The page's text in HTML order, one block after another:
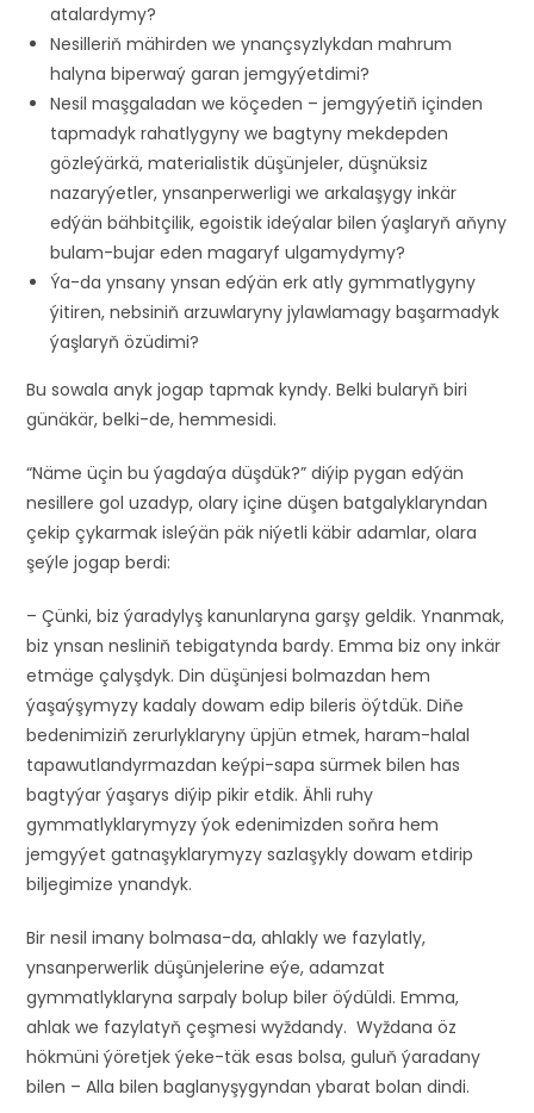
atalardymy?
Nesilleriň mähirden we ynançsyzlykdan mahrum
halyna biperwaý garan jemgyýetdimi?
Nesil maşgaladan we köçeden – jemgyýetiň içinden
tapmadyk rahatlygyny we bagtyny mekdepden
gözleýärkä, materialistik düşünjeler, düşnüksiz
nazaryýetler, ynsanperwerligi we arkalaşygy inkär
edýän bähbitçilik, egoistik ideýalar bilen ýaşlaryň aňyny
bulam-bujar eden magaryf ulgamydymy?
Ýa-da ynsany ynsan edýän erk atly gymmatlygyny
ýitiren, nebsiniň arzuwlaryny jylawlamagy başarmadyk
ýaşlaryň özüdimi?
Bu sowala anyk jogap tapmak kyndy. Belki bularyň biri
günäkär, belki-de, hemmesidi.
“Näme üçin bu ýagdaýa düşdük?” diýip pygan edýän
nesillere gol uzadyp, olary içine düşen batgalyklaryndan
çekip çykarmak isleýän päk niýetli käbir adamlar, olara
şeýle jogap berdi:
– Çünki, biz ýaradylyş kanunlaryna garşy geldik. Ynanmak,
biz ynsan nesliniň tebigatynda bardy. Emma biz ony inkär
etmäge çalyşdyk. Din düşünjesi bolmazdan hem
ýaşaýşymyzy kadaly dowam edip bileris öýtdük. Diňe
bedenimiziň zerurlyklaryny üpjün etmek, haram-halal
tapawutlandyrmazdan keýpi-sapa sürmek bilen has
bagtyýar ýaşarys diýip pikir etdik. Ähli ruhy
gymmatlyklarymyzy ýok edenimizden soňra hem
jemgyýet gatnaşyklarymyzy sazlaşykly dowam etdirip
biljegimize ynandyk.
Bir nesil imany bolmasa-da, ahlakly we fazylatly,
ynsanperwerlik düşünjelerine eýe, adamzat
gymmatlyklaryna sarpaly bolup biler öýdüldi. Emma,
ahlak we fazylatyň çeşmesi wyždandy. Wyždana öz
hökmüni ýöretjek ýeke-täk esas bolsa, guluň ýaradany
bilen – Alla bilen baglanyşygyndan ybarat bolan dindi.